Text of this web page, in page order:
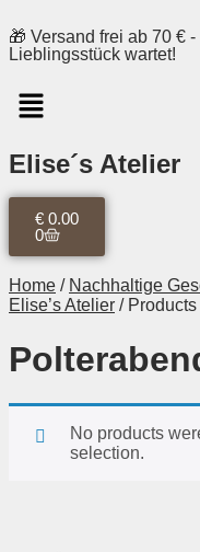
🎁 Versand frei ab 70 €
Lieblingsstück wartet!
Elise´s Atelier
€ 0.00
0
Home / Nachhaltige
Elise’s Atelier / Products
No products
selection.